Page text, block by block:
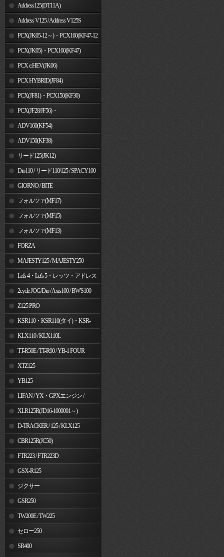
Address125(DT11A)
Address V125 / Address V125S
PCX(JK05-12～)・PCX160(KF47-12
～) PCX(JK05)・PCX160(KF47)
PCX e:HEV(JK06)
PCX HYBRID(JF84)
PCX(JF81)・PCX150(KF30)
PCX(JF28/JF56)・
PCX150(KF12/KF18)
ADV160(KF54)
ADV150(KF38)
リード125(JK12)
Dio110 / リード110/125 / SPACY100
GIORNO / BITE
フォルツァ(MF17)
フォルツァ(MF15)
フォルツァ(MF13)
FORZA
MAJESTY125 / MAJESTY250
Let's 4・Let's 5・レッツ・アドレス
V50 2cycle JOG/Dio / Axis100 / BW'S100
Z125 PRO
KSR110・KSR110(タイ)・KSR-
I/II・KSR PRO
KLX110 / KLX110L
TT-R50E / TT-R90 / YB-1 FOUR
XTZ125
YB125
LIFAN / YX・GPXエンジン /
JinchengXLR125R(JD16-1000001～)
D-TRACKER / 125 / KLX125
CBR125R(JC50)
FTR223 / FTR223D
GSX-R125
ジクサー
GSR250
TW200E / TW225
セロー250
SR400